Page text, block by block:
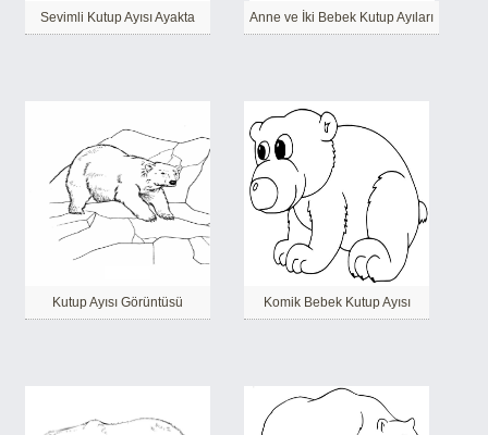
Sevimli Kutup Ayısı Ayakta Anne ve İki Bebek Kutup Ayıları
Kutup Ayısı Görüntüsü Komik Bebek Kutup Ayısı